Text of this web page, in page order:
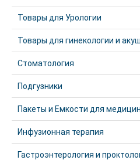
Товары для Урологии
Товары для гинекологии и
Стоматология
Подгузники
Пакеты и Емкости для
Инфузионная терапия
Гастроэнтерология и